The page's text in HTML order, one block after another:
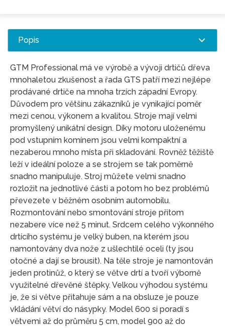
Popis
GTM Professional má ve výrobě a vývoji drtičů dřeva
mnohaletou zkušenost a řada GTS patří mezi nejlépe
prodávané drtiče na mnoha trzích západní Evropy.
Důvodem pro většinu zákazníků je vynikající poměr
mezi cenou, výkonem a kvalitou. Stroje mají velmi
promyšlený unikátní design. Díky motoru uloženému
pod vstupním komínem jsou velmi kompaktní a
nezaberou mnoho místa při skladování. Rovněž těžiště
leží v ideální poloze a se strojem se tak poměrně
snadno manipuluje. Stroj můžete velmi snadno
rozložit na jednotlivé části a potom ho bez problémů
převezete v běžném osobním automobilu.
Rozmontování nebo smontování stroje přitom
nezabere více než 5 minut. Srdcem celého výkonného
drtícího systému je velký buben, na kterém jsou
namontovány dva nože z ušlechtilé oceli (ty jsou
otočné a dají se brousit). Na těle stroje je namontován
jeden protinůž, o který se větve drtí a tvoří výborně
využitelné dřevěné štěpky. Velkou výhodou systému
je, že si větve přitahuje sám a na obsluze je pouze
vkládání větví do násypky. Model 600 si poradí s
větvemi až do průměru 5 cm, model 900 až do